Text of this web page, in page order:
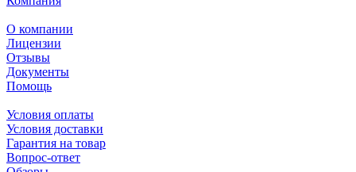
О компании
Лицензии
Отзывы
Документы
Помощь
Условия оплаты
Условия доставки
Гарантия на товар
Вопрос-ответ